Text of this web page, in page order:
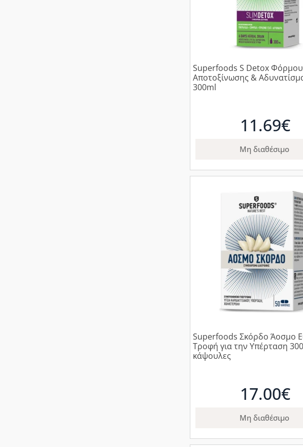
Superfoods S Detox
Αποτοξίνωσης &
300ml
11.69€
Μη διαθέσιμο
Superfoods Σκόρδο Άοσμο Eubias™
Τροφή για την Υπέρταση
κάψουλες
17.00€
Μη διαθέσιμο